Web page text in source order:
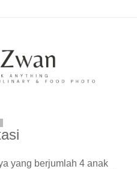
yang berjumlah 4 anak